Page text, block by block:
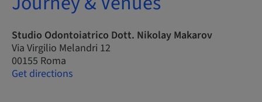
Studio Odontoiatrico Dott. Nikolay Makarov
Via Virgilio Melandri 12
00155 Roma
Get directions